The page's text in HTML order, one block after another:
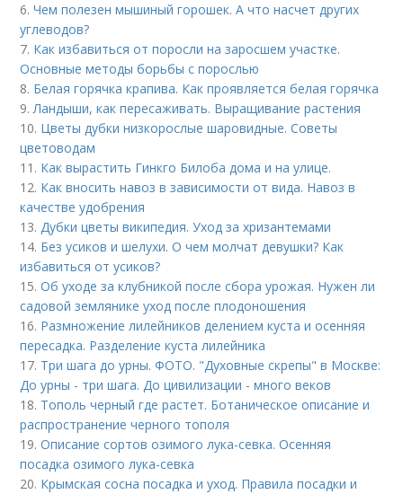
6.Чем полезен мышиный горошек. А что насчет других
углеводов?
7. Как избавиться от поросли на заросшем участке.
Основные методы борьбы с порослью
8. Белая горячка крапива. Как проявляется белая горячка
9.Ландыши, как пересаживать. Выращивание растения
10. Цветы дубки низкорослые шаровидные. Советы
цветоводам
11. Как вырастить Гинкго Билоба дома и на улице.
12. Как вносить навоз в зависимости от вида. Навоз в
качестве удобрения
13.Дубки цветы википедия. Уход за хризантемами
14. Без усиков и шелухи. О чем молчат девушки? Как
избавиться от усиков?
15.Об уходе за клубникой после сбора урожая. Нужен ли
садовой землянике уход после плодоношения
16. Размножение лилейников делением куста и осенняя
пересадка. Разделение куста лилейника
17. Три шага до урны. ФОТО. "Духовные скрепы" в Москве:
До урны - три шага. До цивилизации - много веков
18. Тополь черный где растет. Ботаническое описание и
распространение черного тополя
19.Описание сортов озимого лука-севка. Осенняя
посадка озимого лука-севка
20. Крымская сосна посадка и уход. Правила посадки и